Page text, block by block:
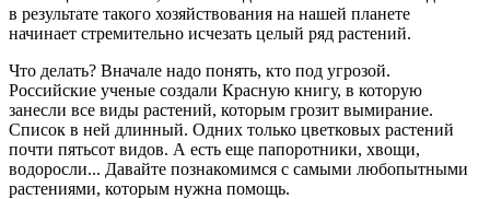
в результате такого хозяйствования на нашей планете
начинает стремительно исчезать целый ряд растений.
Что делать? Вначале надо понять, кто под угрозой.
Российские ученые создали Красную книгу, в которую
занесли все виды растений, которым грозит вымирание.
Список в ней длинный. Одних только цветковых растений
почти пятьсот видов. А есть еще папоротники, хвощи,
водоросли... Давайте познакомимся с самыми любопытными
растениями, которым нужна помощь.